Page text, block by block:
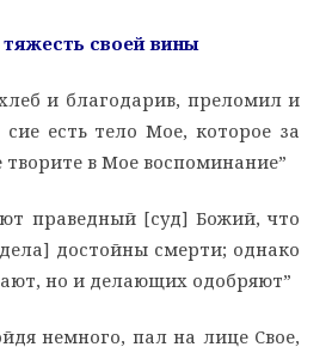
своей вины
и благодарив, преломил и
есть тело Мое, которое за
творите в Мое воспоминание”
праведный [суд] Божий, что
достойны смерти; однако
но и делающих одобряют”
немного, пал на лице Свое,